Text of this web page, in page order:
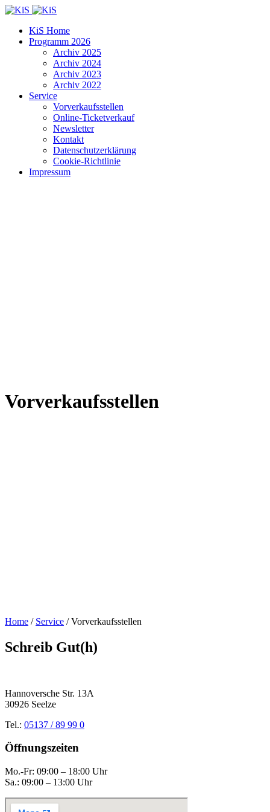
KiS Home
Programm 2026
Archiv 2025
Archiv 2024
Archiv 2023
Archiv 2022
Service
Vorverkaufsstellen
Online-Ticketverkauf
Newsletter
Kontakt
Datenschutzerklärung
Cookie-Richtlinie
Impressum
Vorverkaufsstellen
Home / Service /Vorverkaufsstellen
Schreib Gut(h)
Hannoversche Str. 13A
30926 Seelze
Tel.: 05137 / 89 99 0
Öffnungszeiten
Mo.-Fr: 09:00 – 18:00 Uhr
Sa.: 09:00 – 13:00 Uhr